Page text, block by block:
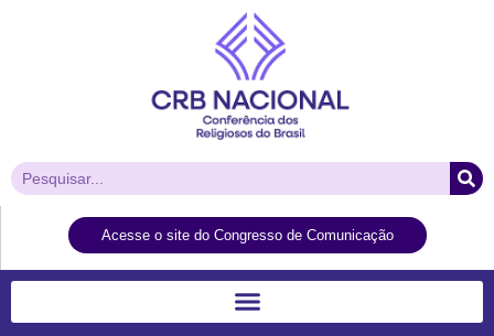
Acesse o site do Congresso de Comunicação